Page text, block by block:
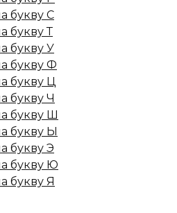
букву С
букву Т
букву У
букву Ф
букву Ц
букву Ч
букву Ш
букву Ы
букву Э
букву Ю
букву Я